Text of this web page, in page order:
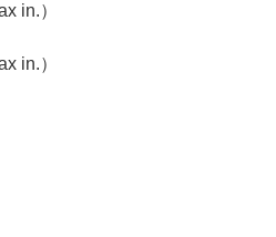
in.）
in.）